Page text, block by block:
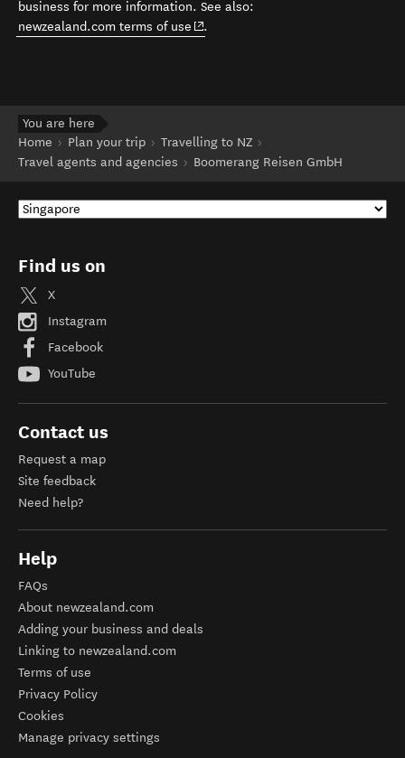
business for more information. See also:
newzealand.com terms of use (opens in new window)
.
You are here
Home
Plan your trip
Travelling to NZ
Travel agents and agencies
Boomerang Reisen GmbH
Find us on
X
Instagram
Facebook
YouTube
Contact us
Request a map
Site feedback
Need help?
Help
FAQs
About newzealand.com
Adding your business and deals
Linking to newzealand.com
Terms of use
Privacy Policy
Cookies
Manage privacy settings